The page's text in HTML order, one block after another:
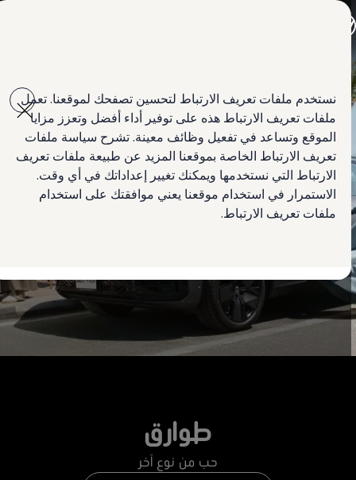
نستخدم ملفات تعريف الارتباط لتحسين تصفحك لموقعنا. تعمل
ملفات تعريف الارتباط هذه على توفير أداء أفضل وتعزز مزايا
الموقع وتساعد في تفعيل وظائف معينة. تشرح سياسة ملفات
تعريف الارتباط الخاصة بموقعنا المزيد عن طبيعة ملفات تعريف
الارتباط التي نستخدمها ويمكنك تغيير إعداداتك في أي وقت.
الاستمرار في استخدام موقعنا يعني موافقتك على استخدام
ملفات تعريف الارتباط.
main
content
footer
تي روك
تيغوان
تيرامونت
طوارق
أماروك الجديدة
كادي كارغو
كرافتر
العروض
السيارات المستعملة
لمالكي وأصحاب السيارة
طوارق
حب من نوع آخر